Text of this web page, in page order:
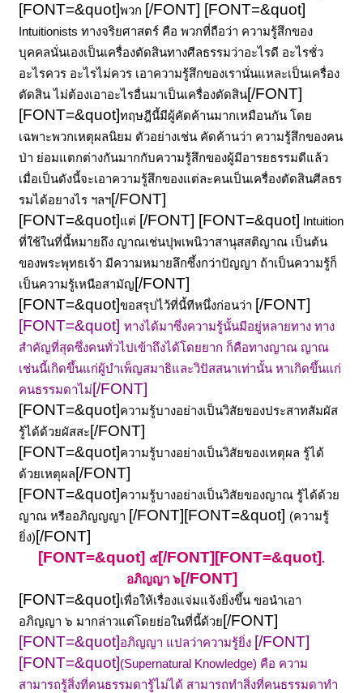
[FONT=&quot]พวก [/FONT] [FONT=&quot]
Intuitionistsทางจริยศาสตร์ คือ พวกที่ถือว่า ความรู้สึกของ
บุคคลนั่นเองเป็นเครื่องตัดสินทางศีลธรรมว่าอะไรดี อะไรชั่ว
อะไรควร อะไรไม่ควร เอาความรู้สึกของเรานั่นแหละเป็นเครื่อง
ตัดสิน ไม่ต้องเอาอะไรอื่นมาเป็นเครื่องตัดสิน[/FONT]
[FONT=&quot]ทฤษฎีนี้มีผู้คัดค้านมากเหมือนกัน โดย
เฉพาะพวกเหตุผลนิยม ตัวอย่างเช่น คัดค้านว่า ความรู้สึกของคน
ป่า ย่อมแตกต่างกันมากกับความรู้สึกของผู้มีอารยธรรมดีแล้ว
เมื่อเป็นดังนี้จะเอาความรู้สึกของแต่ละคนเป็นเครื่องตัดสินศีลธร
รมได้อยางไร ฯลฯ[/FONT]
[FONT=&quot]แต่ [/FONT] [FONT=&quot] Intuition
ที่ใช้ในที่นี้หมายถึง ญาณเช่นปุพเพนิวาสานุสสติญาณ เป็นต้น
ของพระพุทธเจ้า มีความหมายลึกซึ้งกว่าปัญญา ถ้าเป็นความรู้ก็
เป็นความรู้เหนือสามัญ [/FONT]
[FONT=&quot]ขอสรุปไว้ที่นี้ทีหนึ่งก่อนว่า [/FONT]
[FONT=&quot]ทางได้มาซึ่งความรู้นั้นมีอยู่หลายทาง ทาง
สำคัญที่สุดซึ่งคนทั่วไปเข้าถึงได้โดยยาก ก็คือทางญาณ ญาณ
เช่นนี้เกิดขึ้นแก่ผู้บำเพ็ญสมาธิและวิปัสสนาเท่านั้น หาเกิดขึ้นแก่
คนธรรมดาไม่ [/FONT]
[FONT=&quot]ความรู้บางอย่างเป็นวิสัยของประสาทสัมผัส
รู้ได้ด้วยผัสสะ [/FONT]
[FONT=&quot]ความรู้บางอย่างเป็นวิสัยของเหตุผล รู้ได้
ด้วยเหตุผล [/FONT]
[FONT=&quot]ความรู้บางอย่างเป็นวิสัยของญาณ รู้ได้ด้วย
ญาณ หรืออภิญญญา [/FONT] [FONT=&quot] (ความรู้
ยิ่ง) [/FONT]
[FONT=&quot] ๕[/FONT] [FONT=&quot] .
อภิญญา ๖[/FONT]
[FONT=&quot]เพื่อให้เรื่องแจ่มแจ้งยิ่งขึ้น ขอนำเอา
อภิญญา ๖ มากล่าวแต่โดยย่อในที่นี้ด้วย [/FONT]
[FONT=&quot]อภิญญา แปลว่าความรู้ยิ่ง [/FONT]
[FONT=&quot](Supernatural Knowledge) คือ ความ
สามารถรู้สิ่งที่คนธรรมดารู้ไม่ได้ สามารถทำสิ่งที่คนธรรมดาทำ